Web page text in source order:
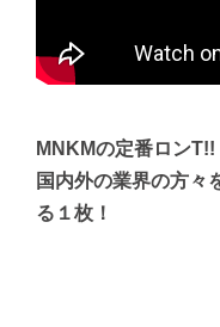
MNKMの定番ロンT!!
国内外の業界の方々
る１枚！